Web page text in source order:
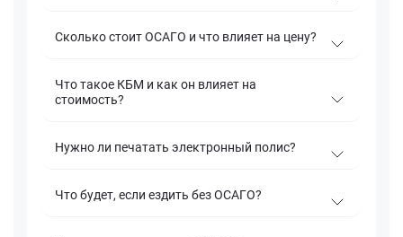
Сколько стоит ОСАГО и что влияет на цену?
Что такое КБМ и как он влияет на
стоимость?
Нужно ли печатать электронный полис?
Что будет, если ездить без ОСАГО?